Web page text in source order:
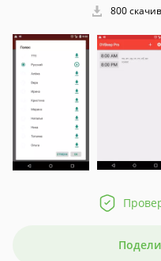
800